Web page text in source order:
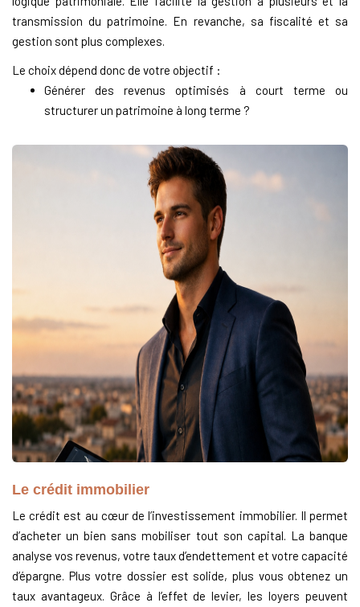
transmission du patrimoine. En revanche, sa fiscalité et sa
gestion sont plus complexes.
Le choix dépend donc de votre objectif :
Générer des revenus optimisés à court terme ou
structurer un patrimoine à long terme ?
Le crédit immobilier
Le crédit est au cœur de l’investissement immobilier. Il permet
d’acheter un bien sans mobiliser tout son capital. La banque
analyse vos revenus, votre taux d’endettement et votre capacité
d’épargne. Plus votre dossier est solide, plus vous obtenez un
taux avantageux. Grâce à l’effet de levier, les loyers peuvent